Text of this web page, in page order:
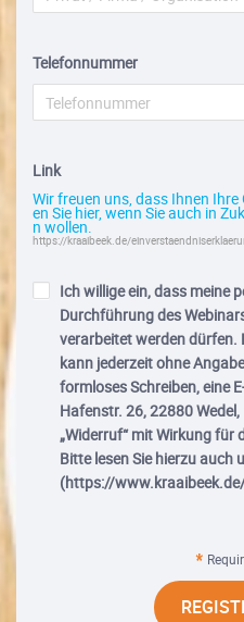
Telefonnummer
Link
Wir freuen uns, dass Ihnen
en Sie hier, wenn Sie auch in
n wollen.
https://kraaibeek.de/
Ich willige ein, dass meine
Durchführung des
verarbeitet werden dürfen.
kann jederzeit ohne
formloses Schreiben, eine
Hafenstr. 26, 22880
„Widerruf“ mit Wirkung
Bitte lesen Sie hierzu auch
(https://